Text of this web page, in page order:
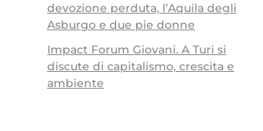
devozione perduta, l’Aquila degli
Asburgo e due pie donne
Impact Forum Giovani. A Turi si
discute di capitalismo, crescita e
ambiente